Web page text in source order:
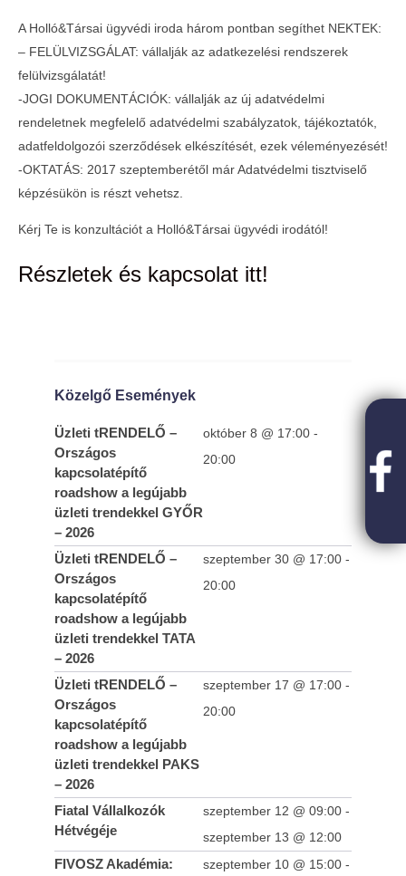
A Holló&Társai ügyvédi iroda három pontban segíthet NEKTEK:
– FELÜLVIZSGÁLAT: vállalják az adatkezelési rendszerek
felülvizsgálatát!
-JOGI DOKUMENTÁCIÓK: vállalják az új adatvédelmi
rendeletnek megfelelő adatvédelmi szabályzatok, tájékoztatók,
adatfeldolgozói szerződések elkészítését, ezek véleményezését!
-OKTATÁS: 2017 szeptemberétől már Adatvédelmi tisztviselő
képzésükön is részt vehetsz.
Kérj Te is konzultációt a Holló&Társai ügyvédi irodától!
Részletek és kapcsolat itt!
Közelgő Események
Üzleti tRENDELŐ –
Országos
kapcsolatépítő
roadshow a legújabb
üzleti trendekkel GYŐR
– 2026
október 8 @ 17:00 -
20:00
Üzleti tRENDELŐ –
Országos
kapcsolatépítő
roadshow a legújabb
üzleti trendekkel TATA
– 2026
szeptember 30 @ 17:00 -
20:00
Üzleti tRENDELŐ –
Országos
kapcsolatépítő
roadshow a legújabb
üzleti trendekkel PAKS
– 2026
szeptember 17 @ 17:00 -
20:00
Fiatal Vállalkozók
Hétvégéje
szeptember 12 @ 09:00 -
szeptember 13 @ 12:00
FIVOSZ Akadémia:
szeptember 10 @ 15:00 -